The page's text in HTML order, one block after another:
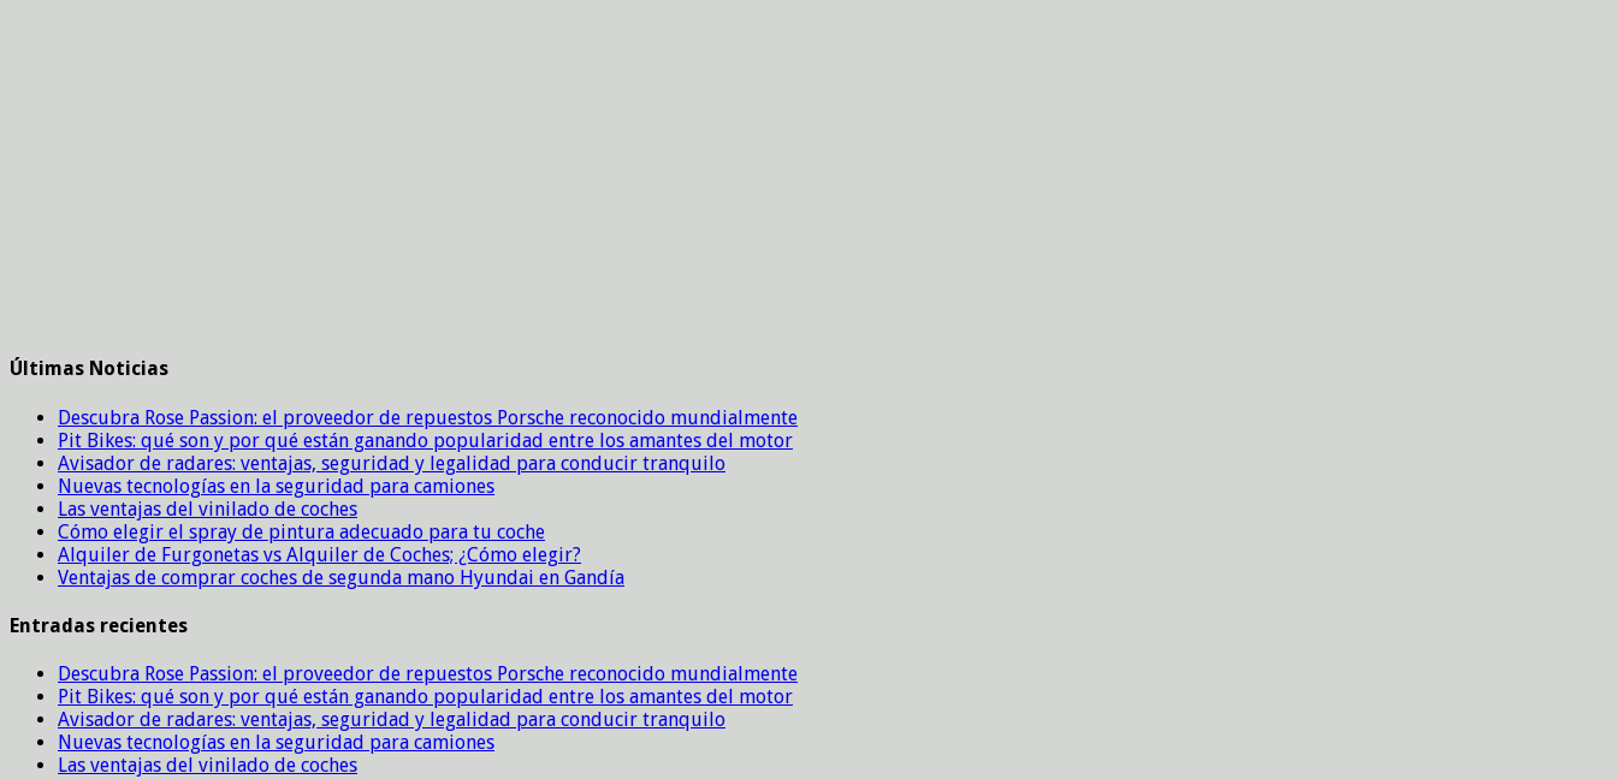
Últimas Noticias
Descubra Rose Passion: el proveedor de repuestos Porsche reconocido mundialmente
Pit Bikes: qué son y por qué están ganando popularidad entre los amantes del motor
Avisador de radares: ventajas, seguridad y legalidad para conducir tranquilo
Nuevas tecnologías en la seguridad para camiones
Las ventajas del vinilado de coches
Cómo elegir el spray de pintura adecuado para tu coche
Alquiler de Furgonetas vs Alquiler de Coches; ¿Cómo elegir?
Ventajas de comprar coches de segunda mano Hyundai en Gandía
Entradas recientes
Descubra Rose Passion: el proveedor de repuestos Porsche reconocido mundialmente
Pit Bikes: qué son y por qué están ganando popularidad entre los amantes del motor
Avisador de radares: ventajas, seguridad y legalidad para conducir tranquilo
Nuevas tecnologías en la seguridad para camiones
Las ventajas del vinilado de coches